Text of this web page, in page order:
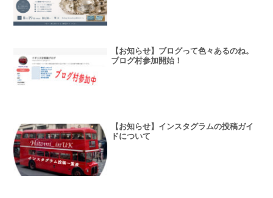
【お知らせ】ブログって色々あるのね。
ブログ村参加開始！
【お知らせ】インスタグラムの投稿ガイ
ドについて